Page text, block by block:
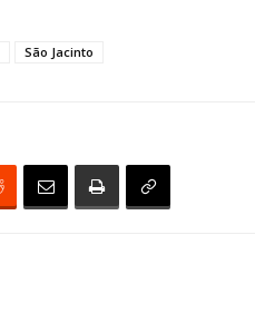
São Jacinto